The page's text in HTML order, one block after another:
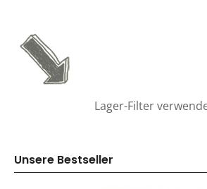
Lager-Filter
Unsere Bestseller